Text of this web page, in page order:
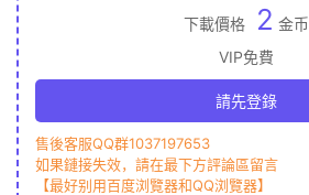
下載價格 2 金币
VIP免費
請先登錄
售後客服QQ群1037197653
如果鏈接失效，請在最下方評論區留言
【最好别用百度浏覽器和QQ浏覽器】